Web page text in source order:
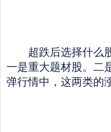
超跌后选择什么股
一是重大题材股。二
弹行情中，这两类的